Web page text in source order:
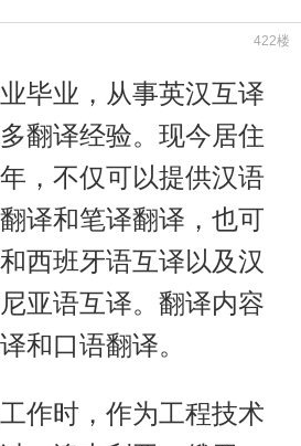
422楼
毕业，从事英汉互译
翻译经验。现今居住
，不仅可以提供汉语
译和笔译翻译，也可
西班牙语互译以及汉
亚语互译。翻译内容
和口语翻译。
作时，作为工程技术